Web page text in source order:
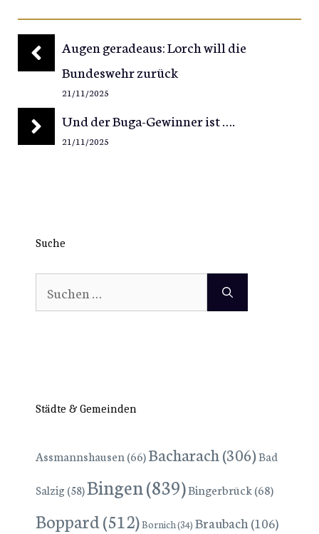
Augen geradeaus: Lorch will die
Bundeswehr zurück
21/11/2025
Und der Buga-Gewinner ist ….
21/11/2025
Suche
Suchen
nach:
Städte & Gemeinden
Assmannshausen (66)Bacharach(306)Bad
Salzig(58)Bingen(839)Bingerbrück(68)
Boppard(512)Bornich(34) Braubach(106)